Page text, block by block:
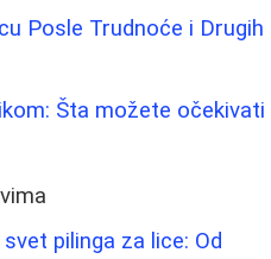
Posle Trudnoće i Drugih
Šta možete očekivati
pilinga za lice: Od